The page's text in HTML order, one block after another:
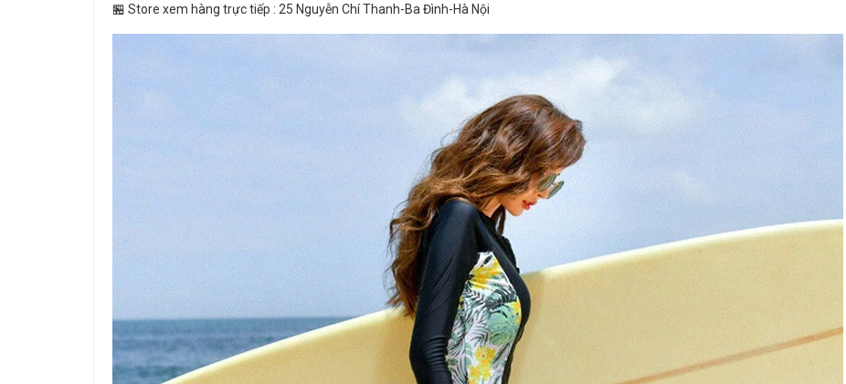
🏪 Store xem hàng trực tiếp : 25 Nguyễn Chí Thanh-Ba Đình-Hà Nội